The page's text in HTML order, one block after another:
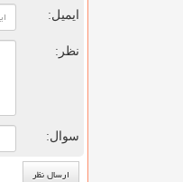
ایمیل:
نظر:
سوال: